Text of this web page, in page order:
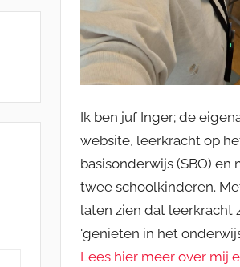
Ik ben juf Inger; de
website, leerkracht op
basisonderwijs (SBO) en
twee schoolkinderen.
laten zien dat leerkracht
'genieten in het
Lees hier meer over mij